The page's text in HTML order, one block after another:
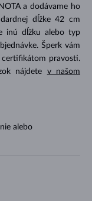
a dodávame ho
dĺžke 42 cm
inú dĺžku alebo typ
Šperk vám
certifikátom pravosti.
nájdete v našom
alebo